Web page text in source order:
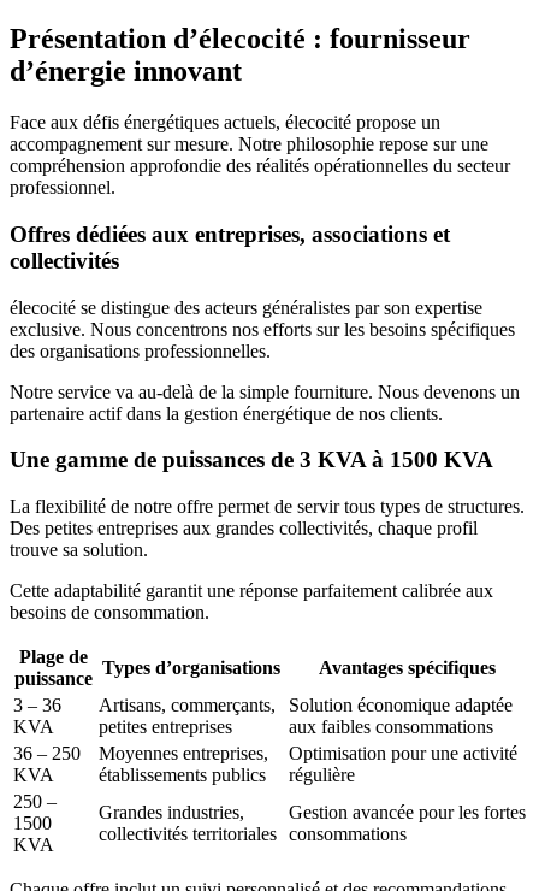
Présentation d’élecocité : fournisseur
d’énergie innovant
Face aux défis énergétiques actuels, élecocité propose un
accompagnement sur mesure. Notre philosophie repose sur une
compréhension approfondie des réalités opérationnelles du secteur
professionnel.
Offres dédiées aux entreprises, associations et
collectivités
élecocité se distingue des acteurs généralistes par son expertise
exclusive. Nous concentrons nos efforts sur les besoins spécifiques
des organisations professionnelles.
Notre service va au-delà de la simple fourniture. Nous devenons un
partenaire actif dans la gestion énergétique de nos clients.
Une gamme de puissances de 3 KVA à 1500 KVA
La flexibilité de notre offre permet de servir tous types de structures.
Des petites entreprises aux grandes collectivités, chaque profil
trouve sa solution.
Cette adaptabilité garantit une réponse parfaitement calibrée aux
besoins de consommation.
Plage de
puissance
Types d’organisations
Avantages spécifiques
3 – 36
KVA
Artisans, commerçants,
petites entreprises
Solution économique adaptée
aux faibles consommations
36 – 250
KVA
Moyennes entreprises,
établissements publics
Optimisation pour une activité
régulière
250 –
1500
KVA
Grandes industries,
collectivités territoriales
Gestion avancée pour les fortes
consommations